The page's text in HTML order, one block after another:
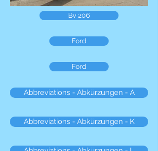
Bv 206
Ford
Ford
Abbreviations - Abkürzungen - A
Abbreviations - Abkürzungen - K